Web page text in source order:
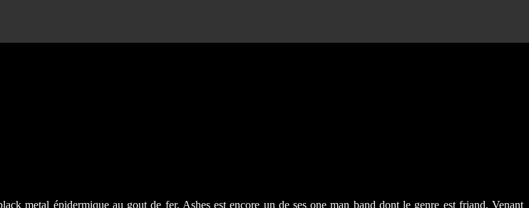
metal épidermique au gout de fer, Ashes est encore un de ses one man band dont le genre est friand. Venant